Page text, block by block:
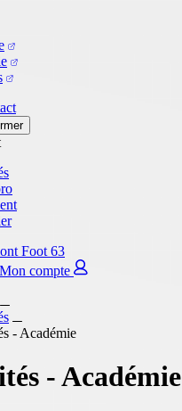
Mon compte
- Académie
- Académie